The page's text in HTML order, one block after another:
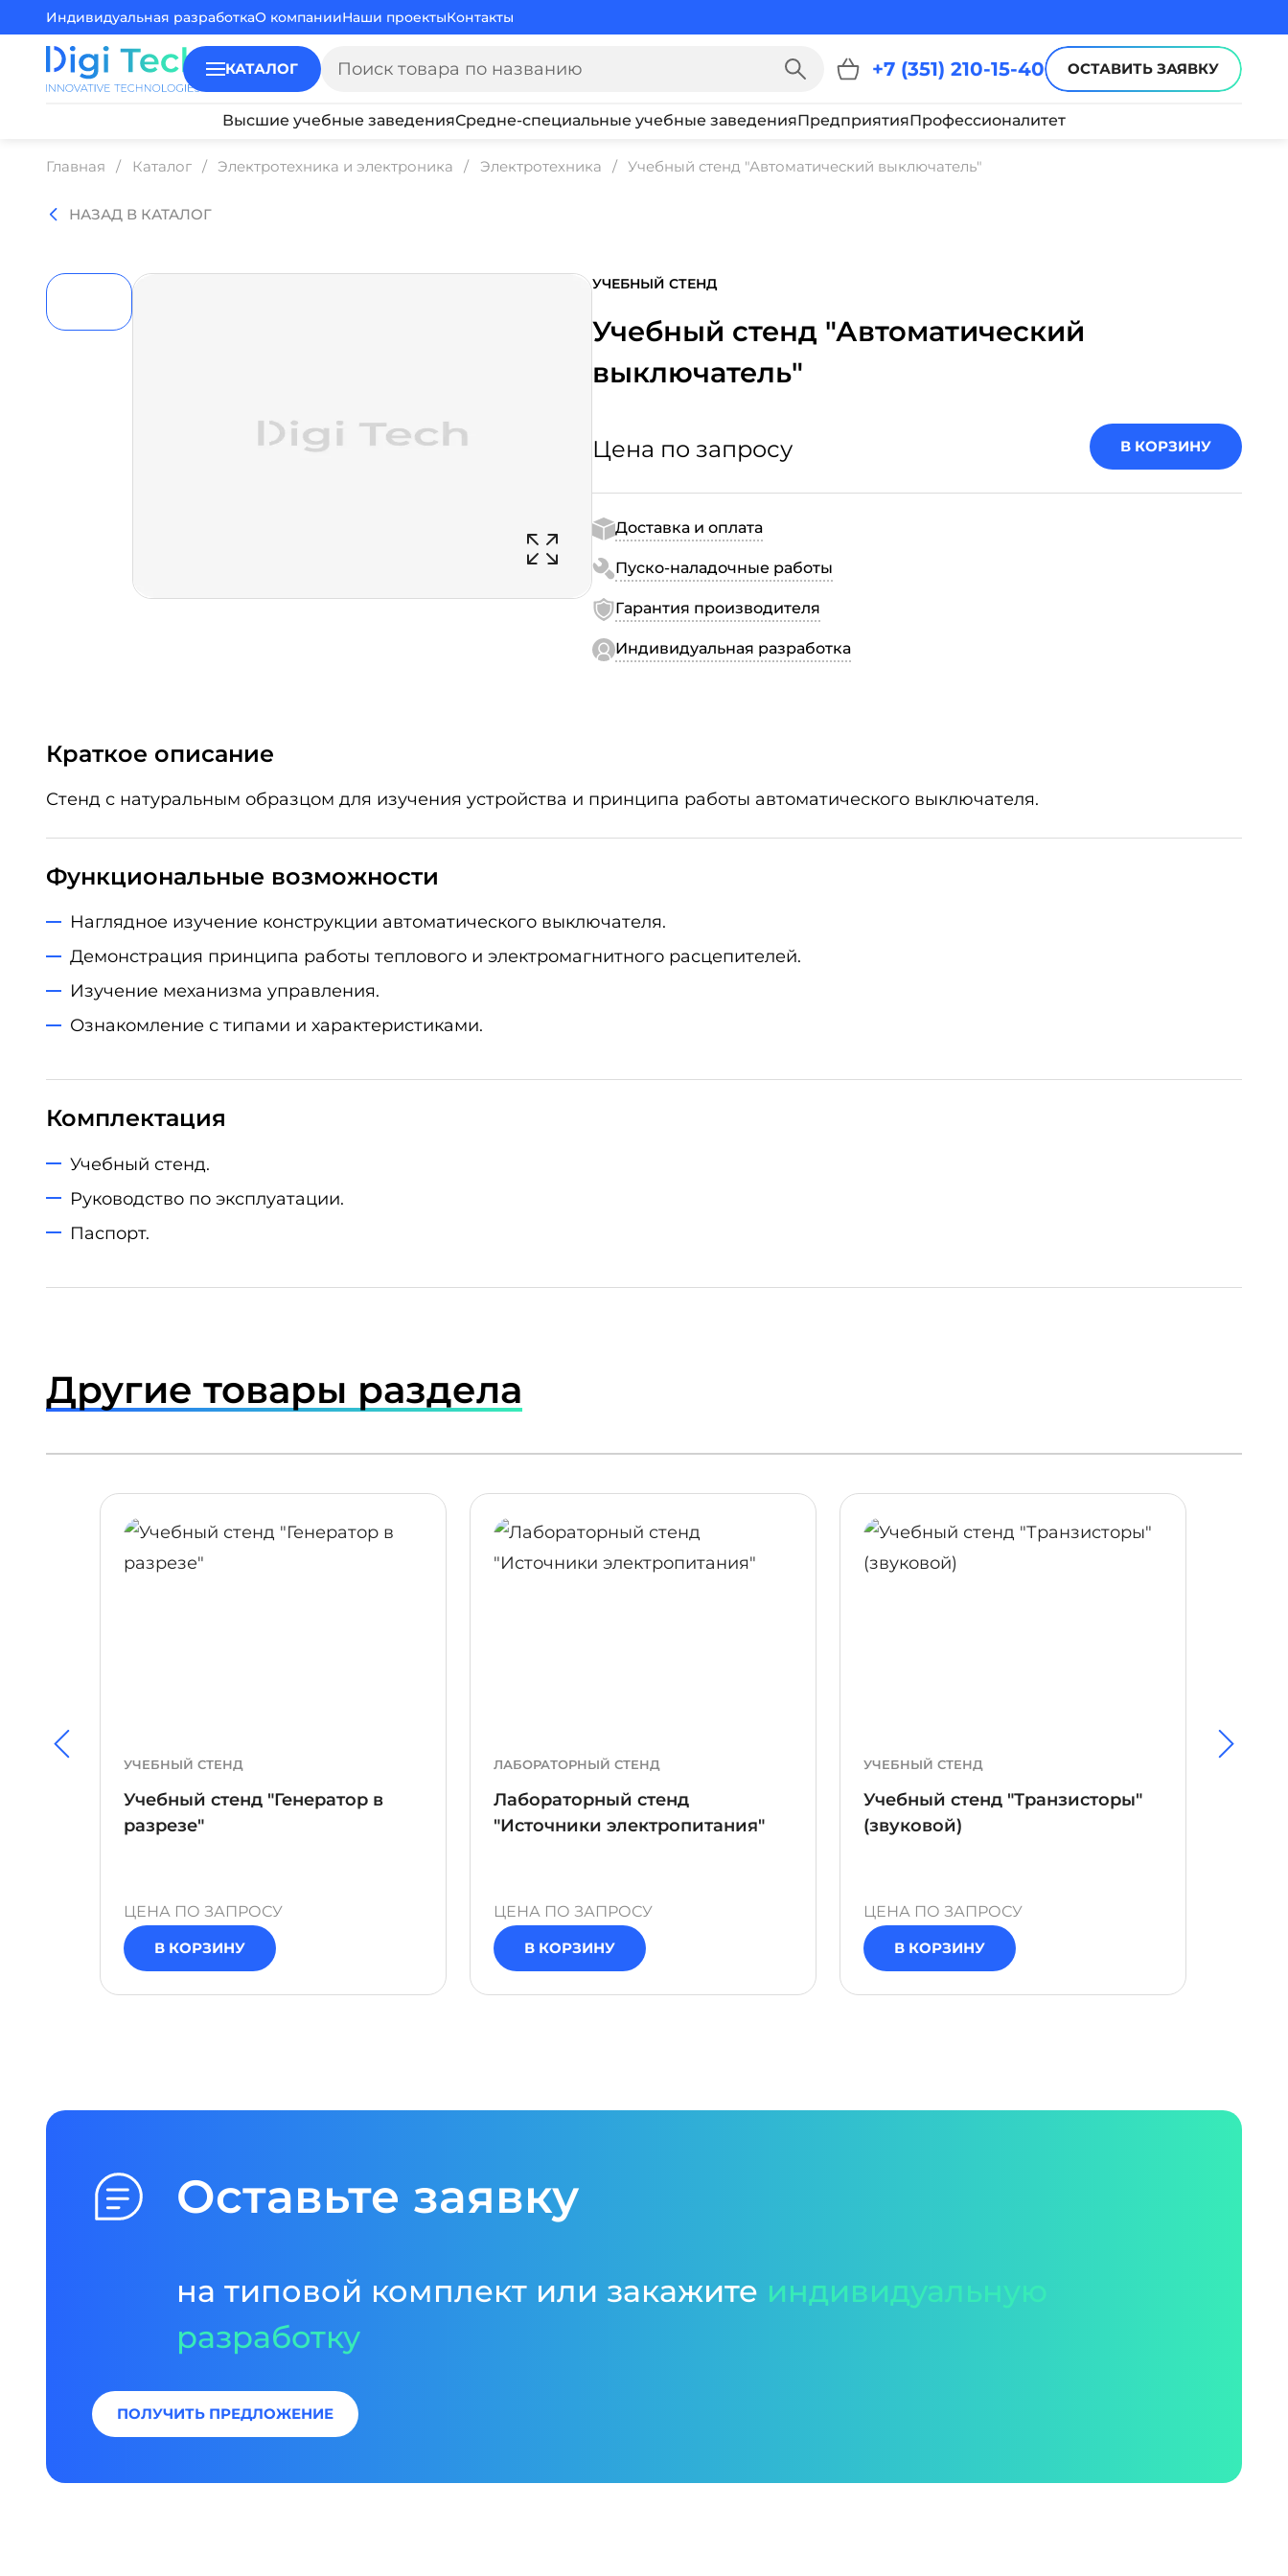
Индивидуальная разработкаО компанииНаши проектыКонтакты
КАТАЛОГ +7 (351) 210-15-40 ОСТАВИТЬ ЗАЯВКУ
Высшие учебные заведенияСредне-специальные учебные заведенияПредприятияПрофессионалитет
Главная Каталог Электротехника и электроника Электротехника Учебный стенд "Автоматический выключатель"
НАЗАД В КАТАЛОГ
УЧЕБНЫЙ СТЕНД
Учебный стенд "Автоматический
выключатель"
Цена по запросу В КОРЗИНУ
Доставка и оплата
Пуско-наладочные работы
Гарантия производителя
Индивидуальная разработка
Краткое описание
Стенд с натуральным образцом для изучения устройства и принципа работы автоматического выключателя.
Функциональные возможности
Наглядное изучение конструкции автоматического выключателя.
Демонстрация принципа работы теплового и электромагнитного расцепителей.
Изучение механизма управления.
Ознакомление с типами и характеристиками.
Комплектация
Учебный стенд.
Руководство по эксплуатации.
Паспорт.
Другие товары раздела
УЧЕБНЫЙ СТЕНД
Учебный стенд "Генератор в
разрезе"
ЦЕНА ПО ЗАПРОСУ
В КОРЗИНУ
ПОДРОБНЕЕ
ЛАБОРАТОРНЫЙ СТЕНД
Лабораторный стенд
"Источники электропитания"
ЦЕНА ПО ЗАПРОСУ
В КОРЗИНУ
ПОДРОБНЕЕ
УЧЕБНЫЙ СТЕНД
Учебный стенд "Транзисторы"
(звуковой)
ЦЕНА ПО ЗАПРОСУ
В КОРЗИНУ
ПОДРОБНЕЕ
Оставьте заявку
на типовой комплект или закажите индивидуальную
разработку
ПОЛУЧИТЬ ПРЕДЛОЖЕНИЕ